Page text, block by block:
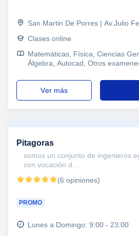
San Martin De Porres | Av.Julio
Clases online
Matemáticas, Física, Ciencias
Álgebra, Autocad, Otros
ver más
Pitagoras
somos un conjunto de ingenieros
con vocación d...
(6 opiniones)
PROMO
Lunes a Domingo: 9:00 - 23:00